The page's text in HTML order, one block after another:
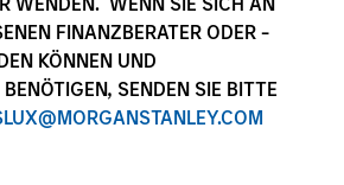
FINANZBERATER ODER -
KÖNNEN UND
SENDEN SIE BITTE
believe these strategies provide
diversification benefits versus
and alternative asset